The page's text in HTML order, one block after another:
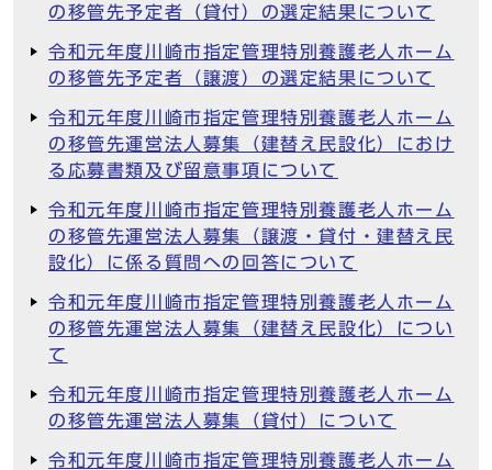
の移管先予定者（貸付）の選定結果について
令和元年度川崎市指定管理特別養護老人ホーム
の移管先予定者（譲渡）の選定結果について
令和元年度川崎市指定管理特別養護老人ホーム
の移管先運営法人募集（建替え民設化）におけ
る応募書類及び留意事項について
令和元年度川崎市指定管理特別養護老人ホーム
の移管先運営法人募集（譲渡・貸付・建替え民
設化）に係る質問への回答について
令和元年度川崎市指定管理特別養護老人ホーム
の移管先運営法人募集（建替え民設化）につい
て
令和元年度川崎市指定管理特別養護老人ホーム
の移管先運営法人募集（貸付）について
令和元年度川崎市指定管理特別養護老人ホーム